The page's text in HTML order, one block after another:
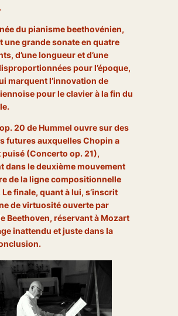
du pianisme beethovénien,
une grande sonate en quatre
d’une longueur et d’une
pour l’époque,
marquent l’innovation de
pour le clavier à la fin du
20 de Hummel ouvre sur des
futures auxquelles Chopin a
puisé (Concerto op. 21),
dans le deuxième mouvement
de la ligne compositionnelle
finale, quant à lui, s’inscrit
de virtuosité ouverte par
Beethoven, réservant à Mozart
inattendu et juste dans la